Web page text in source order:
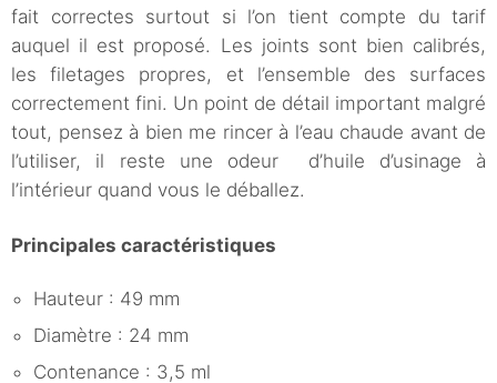
fait correctes surtout si l’on tient compte du tarif
auquel il est proposé. Les joints sont bien calibrés,
les filetages propres, et l’ensemble des surfaces
correctement fini. Un point de détail important malgré
tout, pensez à bien me rincer à l’eau chaude avant de
l’utiliser, il reste une odeur d’huile d’usinage à
l’intérieur quand vous le déballez.
Principales caractéristiques
Hauteur : 49 mm
Diamètre : 24 mm
Contenance : 3,5 ml